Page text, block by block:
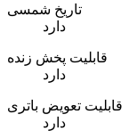
تاریخ شمسی
دارد
قابلیت پخش زنده
دارد
قابلیت تعویض باتری
دارد